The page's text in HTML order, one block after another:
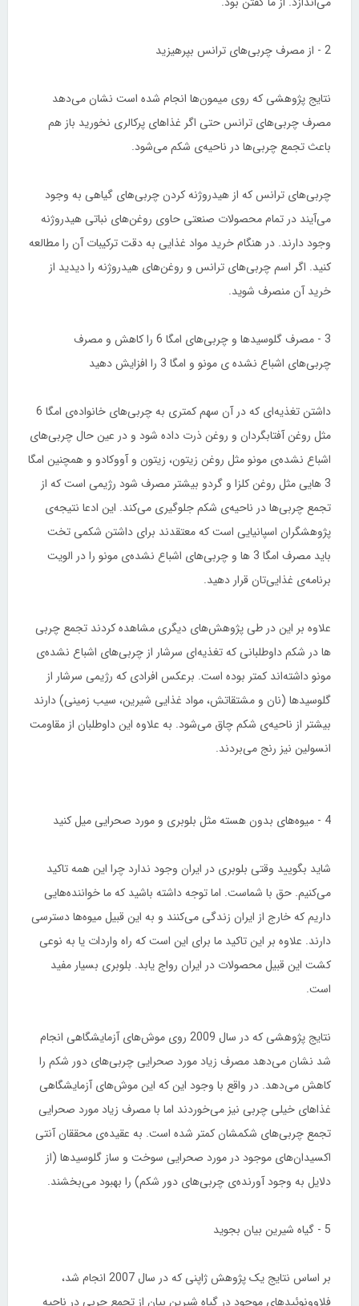
2 - از مصرف چربی‌های ترانس بپرهیزید
نتایج پژوهشی که روی میمون‌ها انجام شده است نشان می‌دهد
مصرف چربی‌های ترانس حتی اگر غذاهای پرکالری نخورید باز هم
باعث تجمع چربی‌ها در ناحیه‌ی شکم می‌شود.
چربی‌های ترانس که از هیدروژنه کردن چربی‌های گیاهی به وجود
می‌آیند در تمام محصولات صنعتی حاوی روغن‌های نباتی هیدروژنه
وجود دارند. در هنگام خرید مواد غذایی به دقت ترکیبات آن را مطالعه
کنید. اگر اسم چربی‌های ترانس و روغن‌های هیدروژنه را دیدید از
خرید آن منصرف شوید.
3 - مصرف گلوسیدها و چربی‌های امگا 6 را کاهش و مصرف
چربی‌های اشباع نشده ی مونو و امگا 3 را افزایش دهید
داشتن تغذیه‌ای که در آن سهم کمتری به چربی‌های خانواده‌ی امگا 6
مثل روغن آفتابگردان و روغن ذرت داده شود و در عین حال چربی‌های
اشباع نشده‌ی مونو مثل روغن زیتون، زیتون و آووکادو و همچنین امگا
3 هایی مثل روغن کلزا و گردو بیشتر مصرف شود رژیمی است که از
تجمع چربی‌ها در ناحیه‌ی شکم جلوگیری می‌کند. این ادعا نتیجه‌ی
پژوهشگران اسپانیایی است که معتقدند برای داشتن شکمی تخت
باید مصرف امگا 3 ها و چربی‌های اشباع نشده‌ی مونو را در الویت
برنامه‌ی غذایی‌تان قرار دهید.
علاوه بر این در طی پژوهش‌های دیگری مشاهده کردند تجمع چربی
ها در شکم داوطلبانی که تغذیه‌ای سرشار از چربی‌های اشباع نشده‌ی
مونو داشته‌اند کمتر بوده است. برعکس افرادی که رژیمی سرشار از
گلوسیدها (نان و مشتقاتش، مواد غذایی شیرین، سیب زمینی) دارند
بیشتر از ناحیه‌ی شکم چاق می‌شود. به علاوه این داوطلبان از مقاومت
انسولین نیز رنج می‌بردند.
4 - میوه‌های بدون هسته مثل بلوبری و مورد صحرایی میل کنید
شاید بگویید وقتی بلوبری در ایران وجود ندارد چرا این همه تاکید
می‌کنیم. حق با شماست. اما توجه داشته باشید که ما خواننده‌هایی
داریم که خارج از ایران زندگی می‌کنند و به این قبیل میوه‌ها دسترسی
دارند. علاوه بر این تاکید ما برای این است که راه واردات یا به نوعی
کشت این قبیل محصولات در ایران رواج یابد. بلوبری بسیار مفید
است.
نتایج پژوهشی که در سال 2009 روی موش‌های آزمایشگاهی انجام
شد نشان می‌دهد مصرف زیاد مورد صحرایی چربی‌های دور شکم را
کاهش می‌دهد. در واقع با وجود این که این موش‌های آزمایشگاهی
غذاهای خیلی چربی نیز می‌خوردند اما با مصرف زیاد مورد صحرایی
تجمع چربی‌های شکمشان کمتر شده است. به عقیده‌ی محققان آنتی
اکسیدان‌های موجود در مورد صحرایی سوخت و ساز گلوسیدها (از
دلایل به وجود آورنده‌ی چربی‌های دور شکم) را بهبود می‌بخشند.
5 - گیاه شیرین بیان بجوید
بر اساس نتایج یک پژوهش ژاپنی که در سال 2007 انجام شد،
فلاوونوئیدهای موجود در گیاه شیرین بیان از تجمع چربی در ناحیه